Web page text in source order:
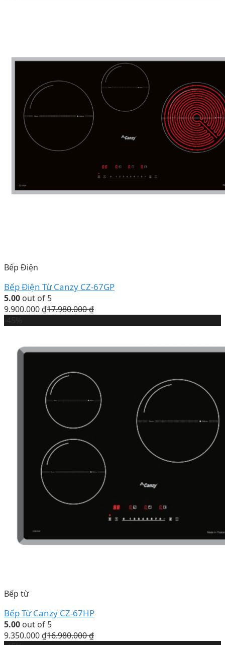
Bếp Điện
Bếp Điện Từ Canzy CZ-67GP
5.00 out of 5
9.900.000 ₫17.980.000₫
Bếp từ
Bếp Từ Canzy CZ-67HP
5.00 out of 5
9.350.000 ₫16.980.000₫